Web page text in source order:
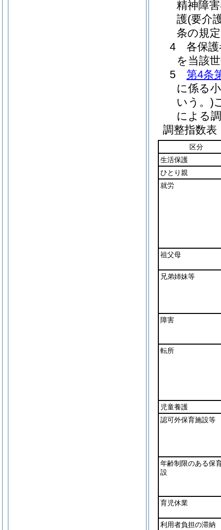
精神障
護(要介
条の規
4 各保護
を当該
5 第4条
に係る
いう。)
による
調整指数表
区分
生活保護
ひとり親
就労
祖父母
兄弟姉妹等
障害
転所
児童養護
認可外保育施設等
年齢制限のある保
設
育児休業
利用者負担の滞納